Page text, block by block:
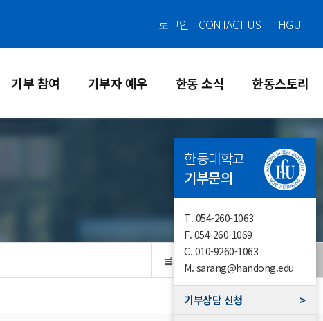
로그인 CONTACT US HGU
기부 참여 기부자 예우 한동 소식 한동스토리
글자크기
한동대학교
기부문의
T. 054-260-1063
F. 054-260-1069
C. 010-9260-1063
M. sarang@handong.edu
기부상담 신청
>